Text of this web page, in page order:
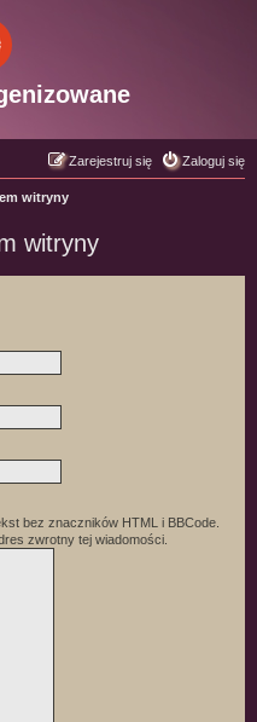
Zaloguj się
Zarejestruj się
witryny
witryny
bez znaczników HTML i BBCode.
zwrotny tej wiadomości.